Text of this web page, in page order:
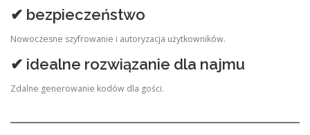
✔ bezpieczeństwo
Nowoczesne szyfrowanie i autoryzacja użytkowników.
✔ idealne rozwiązanie dla najmu
Zdalne generowanie kodów dla gości.